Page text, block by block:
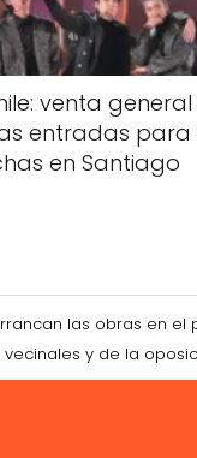
venta
entradas para
en Santiago
las obras en el
y de la